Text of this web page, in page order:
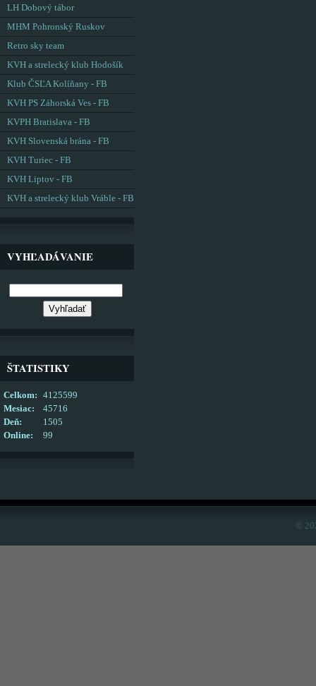
LH Dobový tábor
MHM Pohronský Ruskov
Retro sky team
KVH a strelecký klub Hodošík
Klub ČSĽA Kolíňany - FB
KVH PS Záhorská Ves - FB
KVPH Bratislava - FB
KVH Slovenská brána - FB
KVH Turiec - FB
KVH Liptov - FB
KVH a strelecký klub Vráble - FB
VYHĽADÁVANIE
ŠTATISTIKY
Online: 99
Celkom:
4125599
Mesiac:
45716
Deň:
1505
©